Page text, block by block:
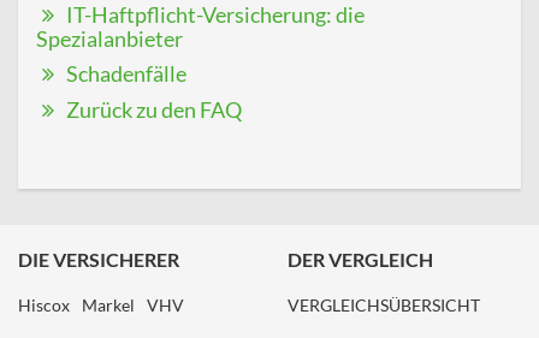
IT-Haftpflicht-Versicherung: die
Spezialanbieter
Schadenfälle
Zurück zu den FAQ
DIE VERSICHERER
Hiscox Markel VHV
DER VERGLEICH
VERGLEICHSÜBERSICHT